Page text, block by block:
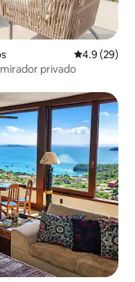
Calificación
4.9 (29)
mirador privado